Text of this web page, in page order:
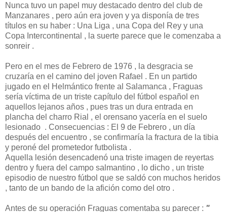
Nunca tuvo un papel muy destacado dentro del club de
Manzanares , pero aún era joven y ya disponía de tres
títulos en su haber : Una Liga , una Copa del Rey y una
Copa Intercontinental , la suerte parece que le comenzaba a
sonreir .
Pero en el mes de Febrero de 1976 , la desgracia se
cruzaría en el camino del joven Rafael . En un partido
jugado en el Helmántico frente al Salamanca , Fraguas
sería víctima de un triste capítulo del fútbol español en
aquellos lejanos años , pues tras un dura entrada en
plancha del charro Rial , el orensano yacería en el suelo
lesionado . Consecuencias : El 9 de Febrero , un día
después del encuentro , se confirmaría la fractura de la tibia
y peroné del prometedor futbolista .
Aquella lesión desencadenó una triste imagen de reyertas
dentro y fuera del campo salmantino , lo dicho , un triste
episodio de nuestro fútbol que se saldó con muchos heridos
, tanto de un bando de la afición como del otro .
Antes de su operación Fraguas comentaba su parecer : "